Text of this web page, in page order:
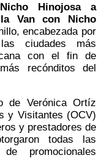
Hinojosa a
Van con Nicho
encabezada por
ciudades más
con el fin de
recónditos del
de Verónica Ortíz
y Visitantes (OCV)
y prestadores de
todas las
promocionales